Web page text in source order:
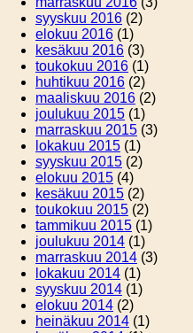
syyskuu 2016 (2)
elokuu 2016 (1)
kesäkuu 2016 (3)
toukokuu 2016 (1)
huhtikuu 2016 (2)
maaliskuu 2016 (2)
joulukuu 2015 (1)
marraskuu 2015 (3)
lokakuu 2015 (1)
syyskuu 2015 (2)
elokuu 2015 (4)
kesäkuu 2015 (2)
toukokuu 2015 (2)
tammikuu 2015 (1)
joulukuu 2014 (1)
marraskuu 2014 (3)
lokakuu 2014 (1)
syyskuu 2014 (1)
elokuu 2014 (2)
heinäkuu 2014 (1)